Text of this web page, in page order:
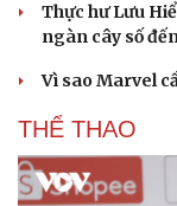
Thực hư Lưu
ngàn cây số
Vì sao Marvel
THỂ THAO